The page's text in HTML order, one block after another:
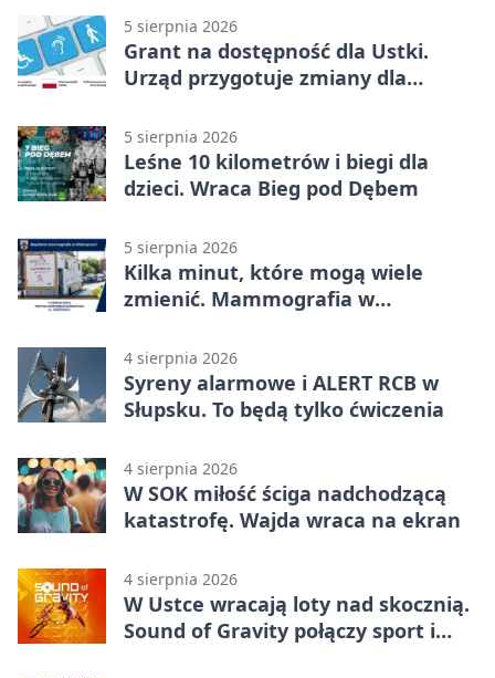
5 sierpnia 2026
Grant na dostępność dla Ustki.
Urząd przygotuje zmiany dla
5 sierpnia 2026
Leśne 10 kilometrów i biegi dla
dzieci. Wraca Bieg pod Dębem
5 sierpnia 2026
Kilka minut, które mogą wiele
zmienić. Mammografia w
4 sierpnia 2026
Syreny alarmowe i ALERT RCB w
Słupsku. To będą tylko ćwiczenia
4 sierpnia 2026
W SOK miłość ściga nadchodzącą
katastrofę. Wajda wraca na ekran
4 sierpnia 2026
W Ustce wracają loty nad skocznią.
Sound of Gravity połączy sport i